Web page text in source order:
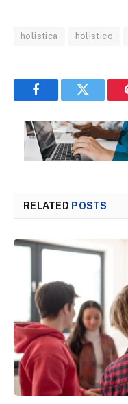
holistica holistico
FacebookTwitter
RELATED POSTS